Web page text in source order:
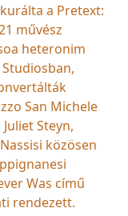
a Pretext:
művész
heteronim
San Michele
Steyn,
közösen
Was című
rendezett.